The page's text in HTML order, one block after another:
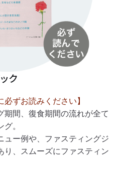
ク
必ずお読みください】
期間、復食期間の流れが全て
。
ュー例や、ファスティングジ
り、スムーズにファスティン